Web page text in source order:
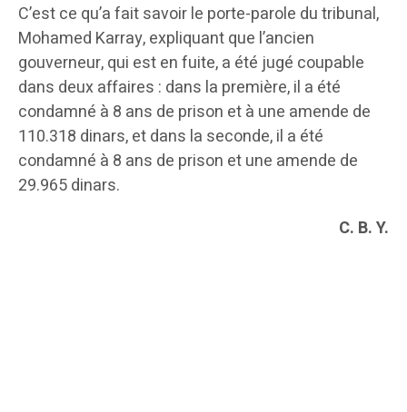
C’est ce qu’a fait savoir le porte-parole du tribunal,
Mohamed Karray, expliquant que l’ancien
gouverneur, qui est en fuite, a été jugé coupable
dans deux affaires : dans la première, il a été
condamné à 8 ans de prison et à une amende de
110.318 dinars, et dans la seconde, il a été
condamné à 8 ans de prison et une amende de
29.965 dinars.
C. B. Y.